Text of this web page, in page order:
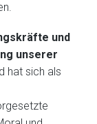
und
unserer
hat sich als